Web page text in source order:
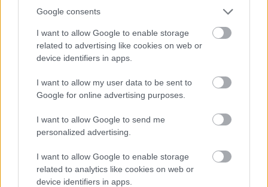
Google consents
I want to allow Google to enable storage
related to advertising like cookies on web or
device identifiers in apps.
I want to allow my user data to be sent to
Google for online advertising purposes.
I want to allow Google to send me
personalized advertising.
I want to allow Google to enable storage
related to analytics like cookies on web or
device identifiers in apps.
Lerobbanni a világ végén rémálomba illő történet, kivéve, ha